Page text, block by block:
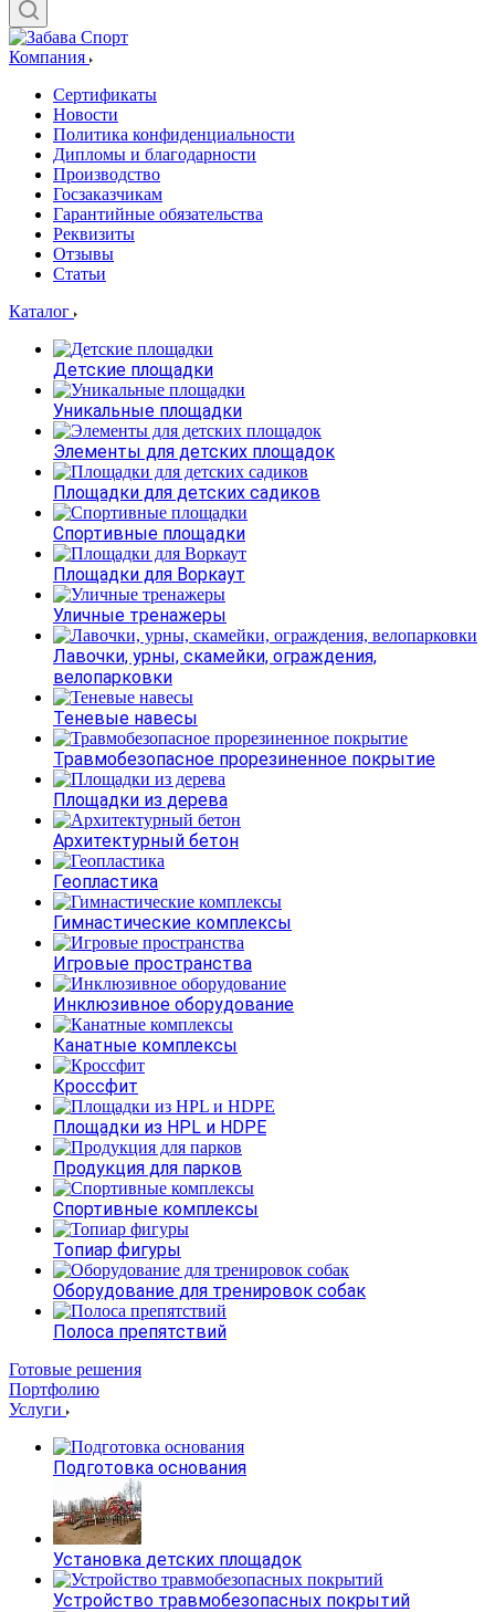
Компания
Сертификаты
Новости
Политика конфиденциальности
Дипломы и благодарности
Производство
Госзаказчикам
Гарантийные обязательства
Реквизиты
Отзывы
Статьи
Каталог
Детские площадки
Уникальные площадки
Элементы для детских площадок
Площадки для детских садиков
Спортивные площадки
Площадки для Воркаут
Уличные тренажеры
Лавочки, урны, скамейки, ограждения,
велопарковки
Теневые навесы
Травмобезопасное прорезиненное покрытие
Площадки из дерева
Архитектурный бетон
Геопластика
Гимнастические комплексы
Игровые пространства
Инклюзивное оборудование
Канатные комплексы
Кроссфит
Площадки из HPL и HDPE
Продукция для парков
Спортивные комплексы
Топиар фигуры
Оборудование для тренировок собак
Полоса препятствий
Готовые решения
Портфолию
Услуги
Подготовка основания
Установка детских площадок
Устройство травмобезопасных покрытий